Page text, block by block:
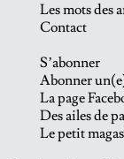
Les mots des
Contact
S’abonner
Abonner
La page
Des ailes de
Le petit